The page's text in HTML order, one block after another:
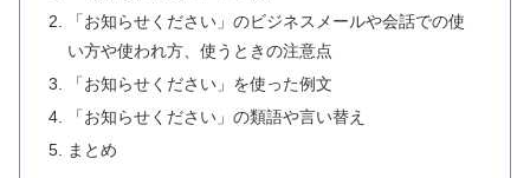
「お知らせください」のビジネスメールや会話での使
い方や使われ方、使うときの注意点
「お知らせください」を使った例文
「お知らせください」の類語や言い替え
まとめ